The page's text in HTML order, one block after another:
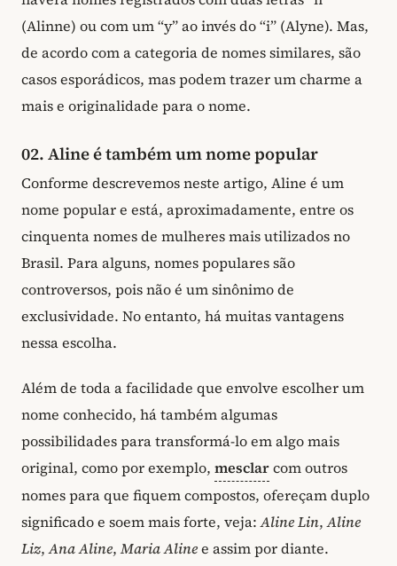
(Alinne) ou com um “y” ao invés do “i” (Alyne). Mas,
de acordo com a categoria de nomes similares, são
casos esporádicos, mas podem trazer um charme a
mais e originalidade para o nome.
02. Aline é também um nome popular
Conforme descrevemos neste artigo, Aline é um
nome popular e está, aproximadamente, entre os
cinquenta nomes de mulheres mais utilizados no
Brasil. Para alguns, nomes populares são
controversos, pois não é um sinônimo de
exclusividade. No entanto, há muitas vantagens
nessa escolha.
Além de toda a facilidade que envolve escolher um
nome conhecido, há também algumas
possibilidades para transformá-lo em algo mais
original, como por exemplo, mesclarcom outros
nomes para que fiquem compostos, ofereçam duplo
significado e soem mais forte, veja:Aline Lin,Aline
Liz,Ana Aline,Maria Alinee assim por diante.